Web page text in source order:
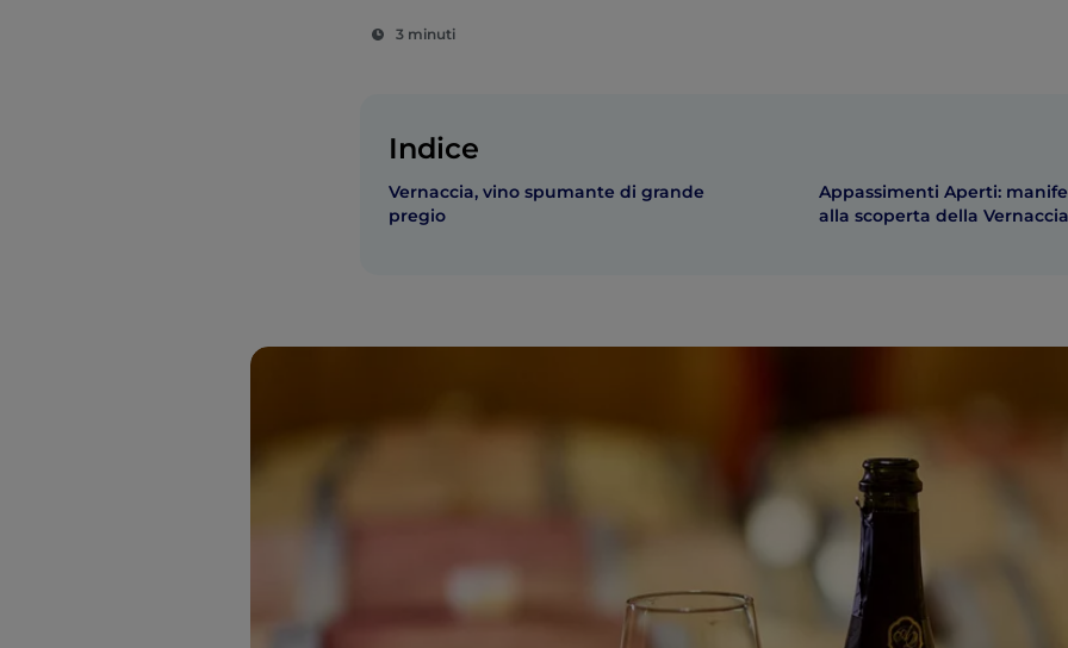
3 minuti
Indice
Vernaccia, vino spumante di grande
pregio
Appassimenti Aperti:
alla scoperta della Vernaccia